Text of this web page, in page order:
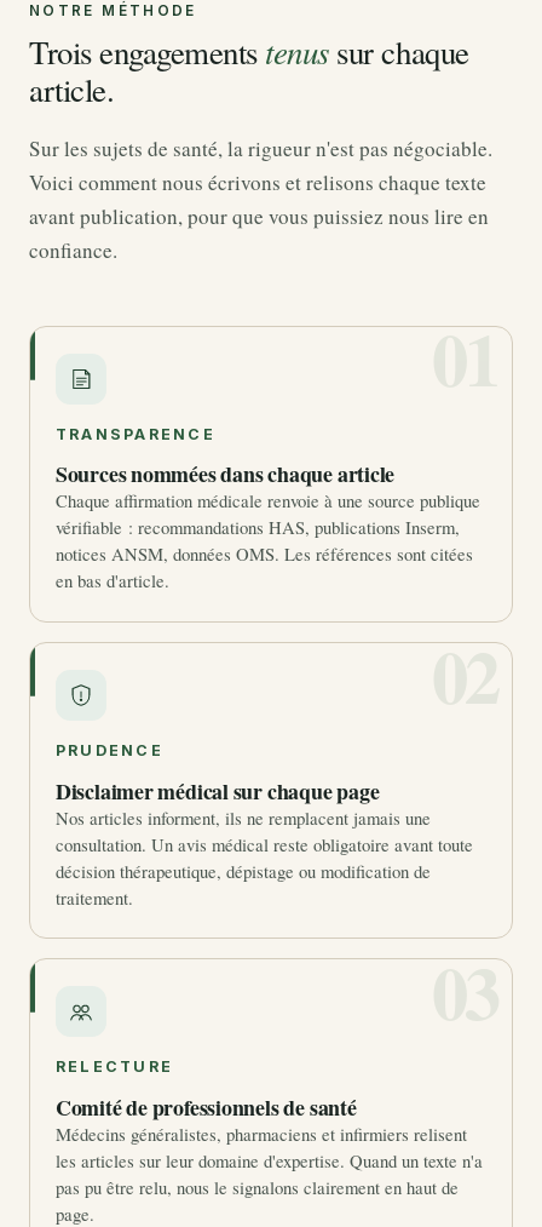
NOTRE MÉTHODE
Trois engagements tenussur chaque
article.
Sur les sujets de santé, la rigueur n'est pas négociable.
Voici comment nous écrivons et relisons chaque texte
avant publication, pour que vous puissiez nous lire en
confiance.
01
TRANSPARENCE
Sources nommées dans chaque article
Chaque affirmation médicale renvoie à une source publique
vérifiable : recommandations HAS, publications Inserm,
notices ANSM, données OMS. Les références sont citées
en bas d'article.
02
PRUDENCE
Disclaimer médical sur chaque page
Nos articles informent, ils ne remplacent jamais une
consultation. Un avis médical reste obligatoire avant toute
décision thérapeutique, dépistage ou modification de
traitement.
03
RELECTURE
Comité de professionnels de santé
Médecins généralistes, pharmaciens et infirmiers relisent
les articles sur leur domaine d'expertise. Quand un texte n'a
pas pu être relu, nous le signalons clairement en haut de
page.